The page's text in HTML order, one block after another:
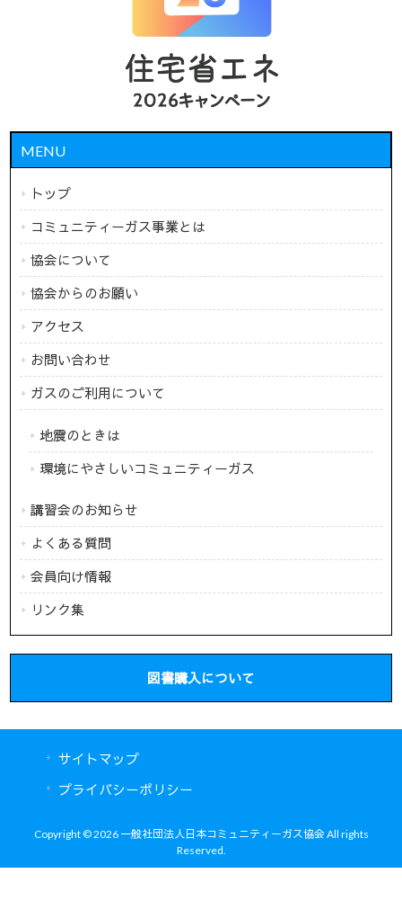
MENU
トップ
コミュニティーガス事業とは
協会について
協会からのお願い
アクセス
お問い合わせ
ガスのご利用について
地震のときは
環境にやさしいコミュニティーガス
講習会のお知らせ
よくある質問
会員向け情報
リンク集
図書購入について
サイトマップ
プライバシーポリシー
Copyright © 2026 一般社団法人日本コミュニティーガス協会 All rights
Reserved.